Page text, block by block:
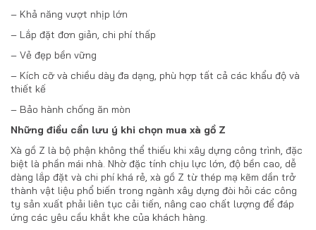
– Khả năng vượt nhịp lớn
– Lắp đặt đơn giản, chi phí thấp
– Vẻ đẹp bền vững
– Kích cỡ và chiều dày đa dạng, phù hợp tất cả các khẩu độ và
thiết kế
– Bảo hành chống ăn mòn
Những điều cần lưu ý khi chọn mua xà gồ Z
Xà gồ Z là bộ phận không thể thiếu khi xây dựng công trình, đặc
biệt là phần mái nhà. Nhờ đặc tính chịu lực lớn, độ bền cao, dễ
dàng lắp đặt và chi phí khá rẻ, xà gồ Z từ thép mạ kẽm dần trở
thành vật liệu phổ biến trong ngành xây dựng đòi hỏi các công
ty sản xuất phải liên tục cải tiến, nâng cao chất lượng để đáp
ứng các yêu cầu khắt khe của khách hàng.